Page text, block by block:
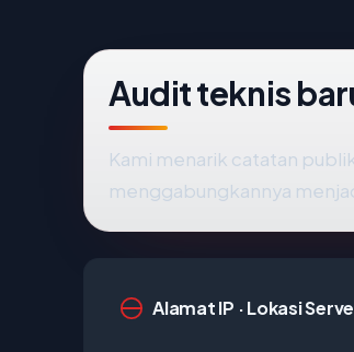
Audit teknis
Kami menarik catatan
menggabungkannya
Alamat IP · Lokasi